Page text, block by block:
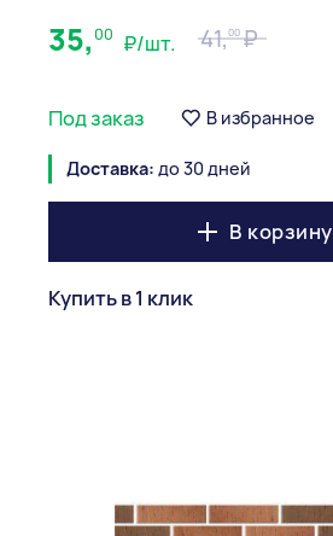
35,00 ₽/шт. 41,00
Под заказ В избранное
Доставка: до 30 дней
В корзину
Купить в 1 клик